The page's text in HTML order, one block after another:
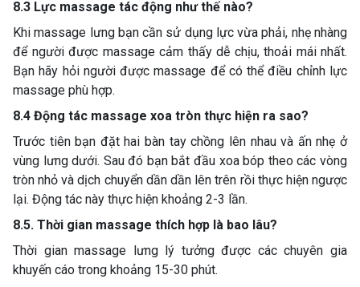
8.3 Lực massage tác động như thế nào?
Khi massage lưng bạn cần sử dụng lực vừa phải, nhẹ nhàng
để người được massage cảm thấy dễ chịu, thoải mái nhất.
Bạn hãy hỏi người được massage để có thể điều chỉnh lực
massage phù hợp.
8.4 Động tác massage xoa tròn thực hiện ra sao?
Trước tiên bạn đặt hai bàn tay chồng lên nhau và ấn nhẹ ở
vùng lưng dưới. Sau đó bạn bắt đầu xoa bóp theo các vòng
tròn nhỏ và dịch chuyển dần dần lên trên rồi thực hiện ngược
lại. Động tác này thực hiện khoảng 2-3 lần.
8.5. Thời gian massage thích hợp là bao lâu?
Thời gian massage lưng lý tưởng được các chuyên gia
khuyến cáo trong khoảng 15-30 phút.